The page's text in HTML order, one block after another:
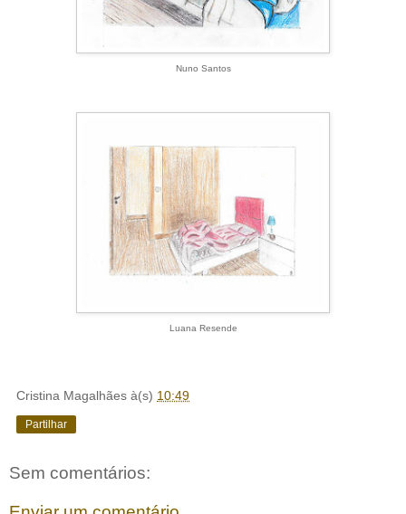
Nuno Santos
Luana Resende
Cristina Magalhães à(s) 10:49
Partilhar
Sem comentários: